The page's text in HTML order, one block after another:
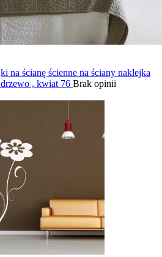
na ścianę ścienne na ściany naklejka
, kwiat 76 Brak opinii